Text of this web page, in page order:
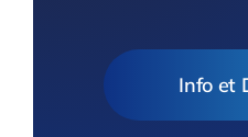
Info et